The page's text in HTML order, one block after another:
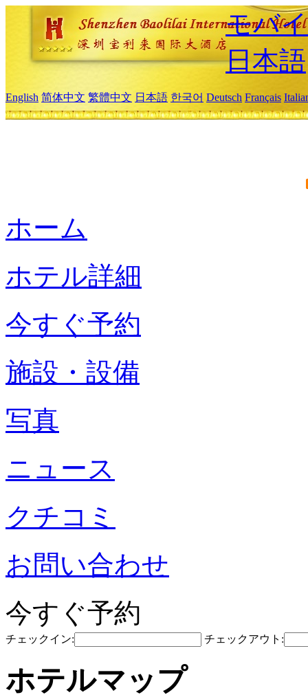
モバ
日本語
English 简体中文 繁體中文 日本語 한국어 Deutsch Français
ホーム
ホテル詳細
今すぐ予約
施設・設備
写真
ニュース
クチコミ
お問い合わせ
今すぐ予約
チェックイン: チェックアウト:
ホテルマップ